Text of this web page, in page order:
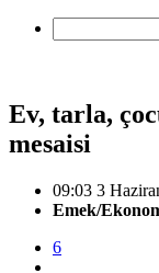
Ev, tarla,
mesaisi
09:03 3
Emek/
6